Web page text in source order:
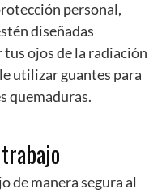
personal,
diseñadas
ojos de la radiación
utilizar guantes para
quemaduras.
de manera segura al